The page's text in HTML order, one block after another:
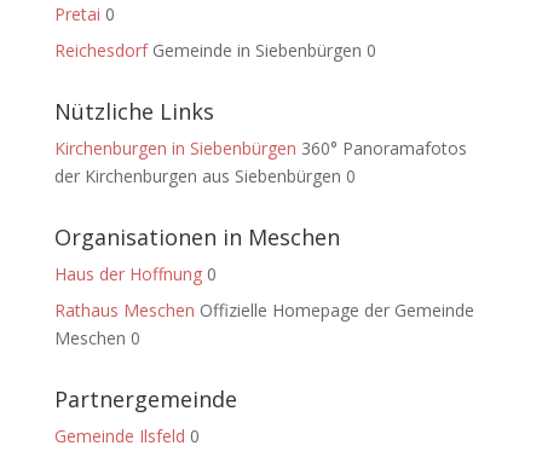
Pretai 0
ReichesdorfGemeinde in Siebenbürgen 0
Nützliche Links
Kirchenburgen in Siebenbürgen 360° Panoramafotos
der Kirchenburgen aus Siebenbürgen 0
Organisationen in Meschen
Haus der Hoffnung0
Rathaus Meschen Offizielle Homepage der Gemeinde
Meschen 0
Partnergemeinde
Gemeinde Ilsfeld 0